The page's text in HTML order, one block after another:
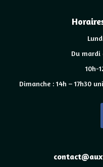
Du mardi
10h-
Dimanche : 14h – 17h30